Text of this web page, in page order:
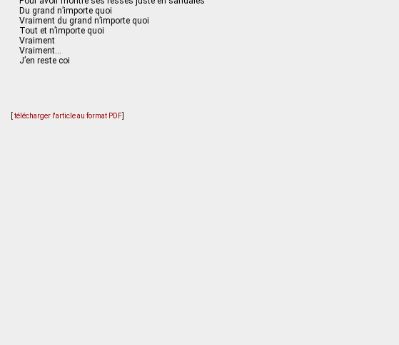
Du grand n’importe quoi
Vraiment du grand n’importe quoi
Tout et n’importe quoi
Vraiment
Vraiment...
J’en reste coi
télécharger l'article au format PDF